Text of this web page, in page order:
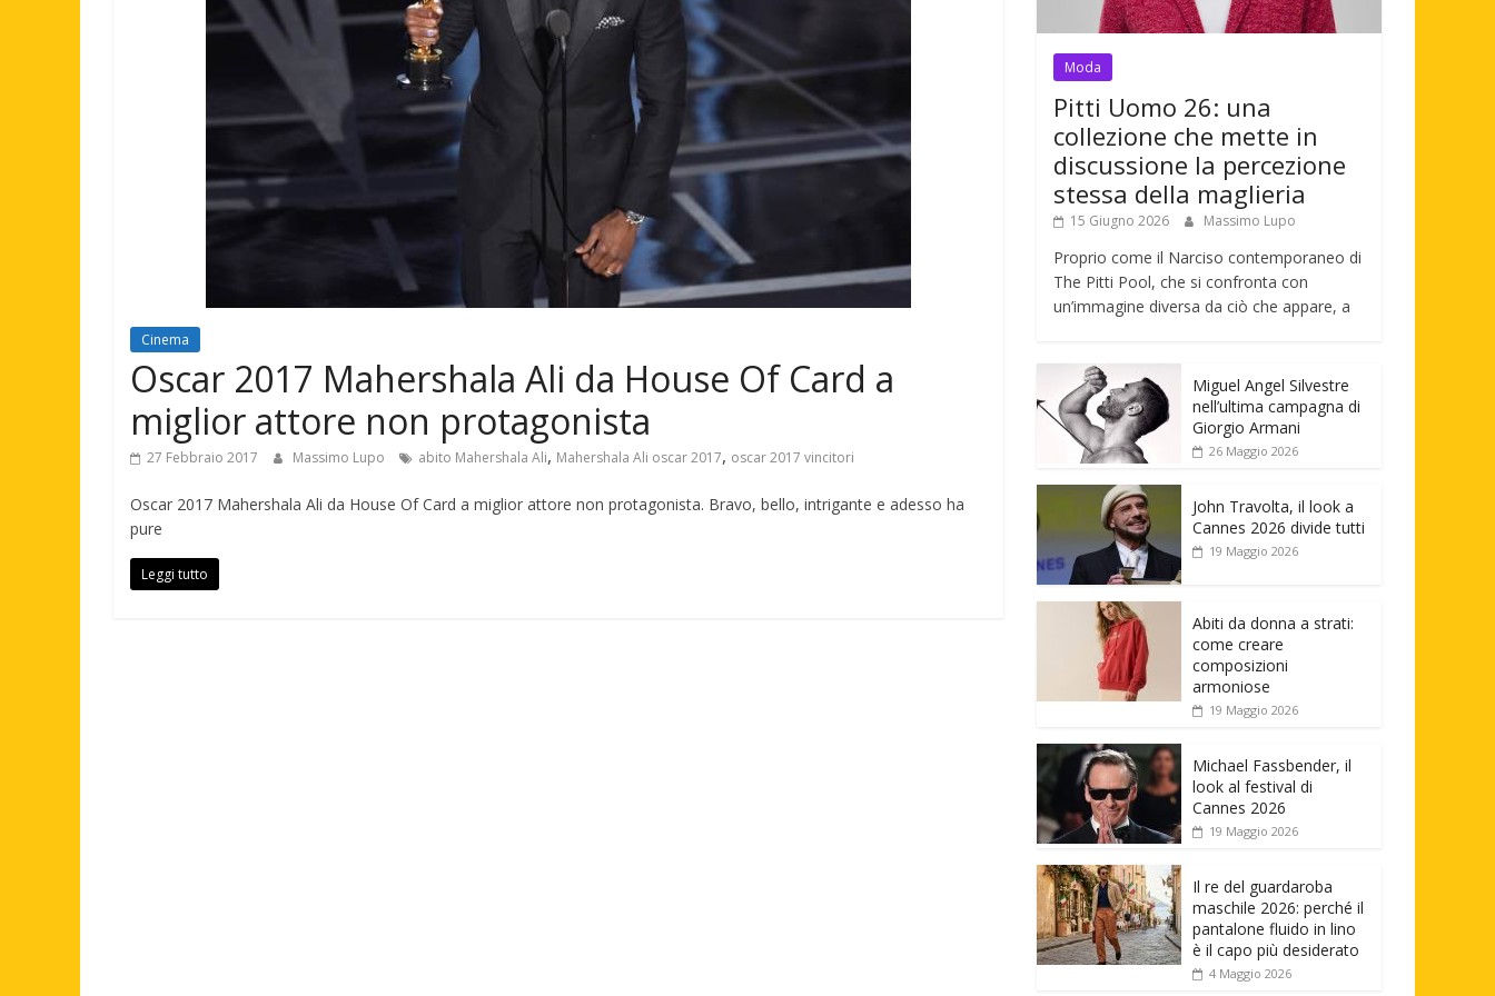
Cinema
Oscar 2017 Mahershala Ali da House Of Card a
miglior attore non protagonista
27 Febbraio 2017 Massimo Lupo abito Mahershala Ali, Mahershala Ali oscar 2017, oscar 2017 vincitori
Oscar 2017 Mahershala Ali da House Of Card a miglior attore non protagonista. Bravo, bello, intrigante e adesso ha
pure
Leggi tutto
Moda
Pitti Uomo 26: una
collezione che mette in
discussione la percezione
stessa della maglieria
15 Giugno 2026 Massimo Lupo
Proprio come il Narciso contemporaneo di
The Pitti Pool, che si confronta con
un’immagine diversa da ciò che appare, a
Miguel Angel Silvestre
nell’ultima campagna di
Giorgio Armani
26 Maggio 2026
John Travolta, il look a
Cannes 2026 divide tutti
19 Maggio 2026
Abiti da donna a strati:
come creare
composizioni
armoniose
19 Maggio 2026
Michael Fassbender, il
look al festival di
Cannes 2026
19 Maggio 2026
Il re del guardaroba
maschile 2026: perché il
pantalone fluido in lino
è il capo più desiderato
4 Maggio 2026